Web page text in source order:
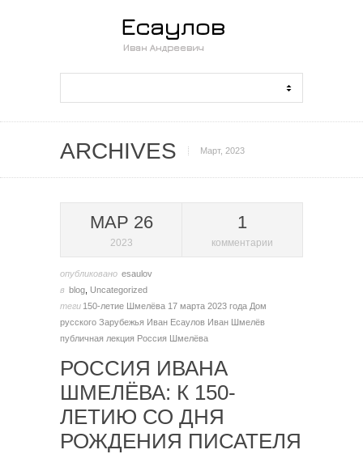
ARCHIVES Март, 2023
МАР 26
2023
1
комментарии
опубликовано esaulov
в blog Uncategorized
теги 150-летие Шмелёва 17 марта 2023 года Дом
русского Зарубежья Иван Есаулов Иван Шмелёв
публичная лекция Россия Шмелёва
РОССИЯ ИВАНА
ШМЕЛЁВА: К 150-
ЛЕТИЮ СО ДНЯ
РОЖДЕНИЯ ПИСАТЕЛЯ